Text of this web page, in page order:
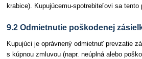
krabice). Kupujúcemu-spotrebiteľovi sa tento
9.2 Odmietnutie poškodenej
Kupujúci je oprávnený odmietnuť prevzatie
s kúpnou zmluvou (napr. neúplná alebo